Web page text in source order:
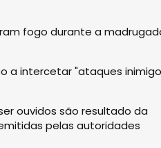
fogo durante a
a intercetar "ataques
ouvidos são resultado da
pelas autoridades